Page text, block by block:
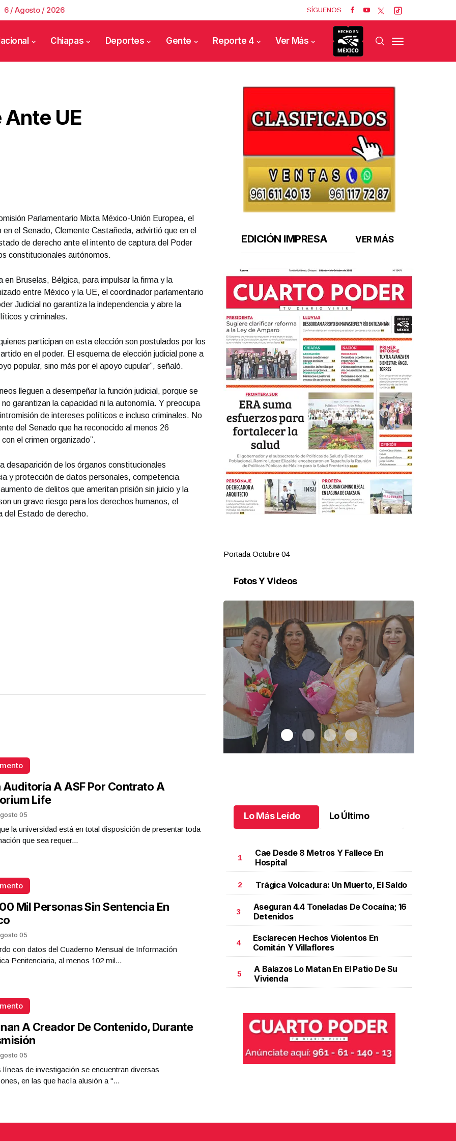
6 / Agosto / 2026 SÍGUENOS
Chiapas Deportes Gente Reporte 4 Ver Más
UE
Parlamentario Mixta México-Unión Europea, el
el Senado, Clemente Castañeda, advirtió que en el
de derecho ante el intento de captura del Poder
constitucionales autónomos.
en Bruselas, Bélgica, para impulsar la firma y la
entre México y la UE, el coordinador parlamentario
Judicial no garantiza la independencia y abre la
y criminales.
participan en esta elección son postulados por los
en el poder. El esquema de elección judicial pone a
popular, sino más por el apoyo cupular”, señaló.
lleguen a desempeñar la función judicial, porque se
garantizan la capacidad ni la autonomía. Y preocupa
de intereses políticos e incluso criminales. No
del Senado que ha reconocido al menos 26
el crimen organizado”.
desaparición de los órganos constitucionales
y protección de datos personales, competencia
de delitos que ameritan prisión sin juicio y la
un grave riesgo para los derechos humanos, el
del Estado de derecho.
Auditoría A ASF Por Contrato A
Life
05
la universidad está en total disposición de presentar toda
que sea requer...
Mil Personas Sin Sentencia En
05
con datos del Cuaderno Mensual de Información
Penitenciaria, al menos 102 mil...
A Creador De Contenido, Durante
05
líneas de investigación se encuentran diversas
en las que hacía alusión a "...
EDICIÓN IMPRESA VER MÁS
Portada Octubre 04
Fotos Y Videos
Octubre 03 l 10 Visitas
Una emotiva jubilación en educación especial .Una
emotiva jubilación en educación especial
Octubre 04 l
Lo Más Leído Lo Último
1
Cae Desde 8 Metros Y Fallece En
Hospital
2 Trágica Volcadura: Un Muerto, El Saldo
3
Aseguran 4.4 Toneladas De Cocaína; 16
Detenidos
4
Esclarecen Hechos Violentos En
Comitán Y Villaflores
5
A Balazos Lo Matan En El Patio De Su
Vivienda